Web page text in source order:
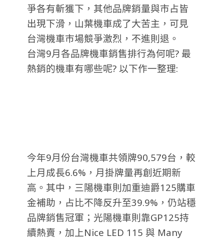
爭各有斬獲下，其他品牌銷量與市占皆
出現下滑，山葉機車成了大苦主，可見
台灣機車市場競爭激烈，不進則退。
台灣9月各品牌機車銷售排行為何呢? 最
熱銷的機車有哪些呢? 以下作一整理:
今年9月份台灣機車共領牌90,579台，較
上月成長6.6%，月掛牌量再創近期新
高。其中， 三陽機車則加重迪爵125購車
金補助，占比不降反升至39.9%，仍站穩
品牌銷售冠軍；光陽機車則靠GP125持
續熱賣，加上Nice LED 115 與 Many